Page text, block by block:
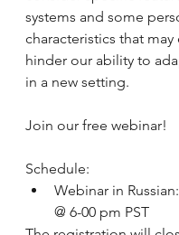
systems and some
characteristics that may
hinder our ability to
in a new setting.
Join our free webinar!
Schedule:
Webinar in
@ 6-00 pm PST